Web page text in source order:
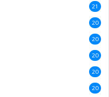
21
20
20
20
20
20